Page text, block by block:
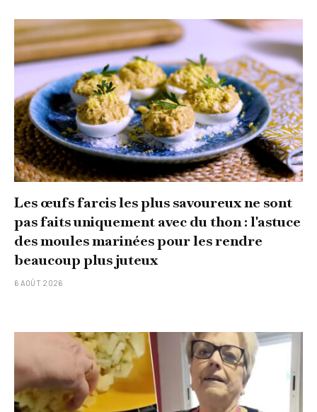
Les œufs farcis les plus savoureux ne sont
pas faits uniquement avec du thon : l'astuce
des moules marinées pour les rendre
beaucoup plus juteux
6 AOÛT 2026